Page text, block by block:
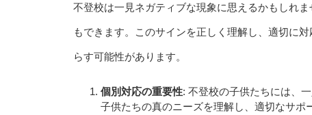
不登校は一見ネガティブな現象に思えるかもしれ
もできます。このサインを正しく理解し、適切に
らす可能性があります。
個別対応の重要性: 不登校の子供たちには、
子供たちの真のニーズを理解し、適切なサポ